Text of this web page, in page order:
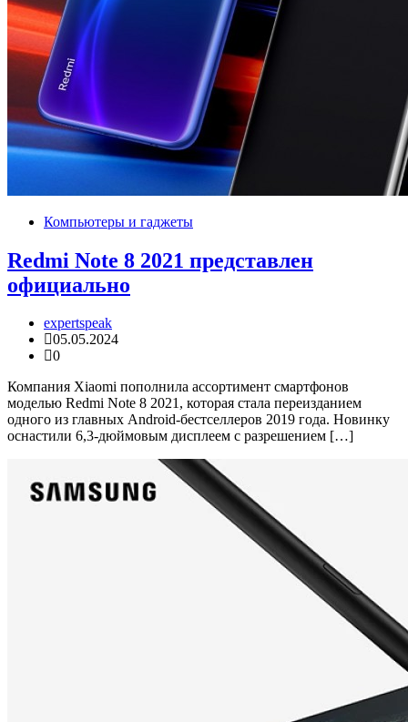
Компьютеры и гаджеты
Redmi Note 8 2021 представлен
официально
expertspeak
05.05.2024
0
Компания Xiaomi пополнила ассортимент смартфонов
моделью Redmi Note 8 2021, которая стала переизданием
одного из главных Android-бестселлеров 2019 года. Новинку
оснастили 6,3-дюймовым дисплеем с разрешением […]